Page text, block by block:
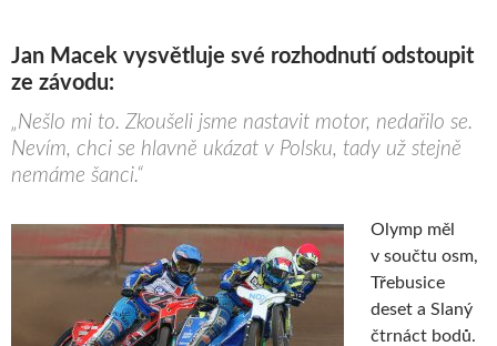
Jan Macek vysvětluje své rozhodnutí odstoupit
ze závodu:
„Nešlo mi to. Zkoušeli jsme nastavit motor, nedařilo se.
Nevím, chci se hlavně ukázat v Polsku, tady už stejně
nemáme šanci.“
Olymp měl
v součtu osm,
Třebusice
deset a Slaný
čtrnáct bodů.